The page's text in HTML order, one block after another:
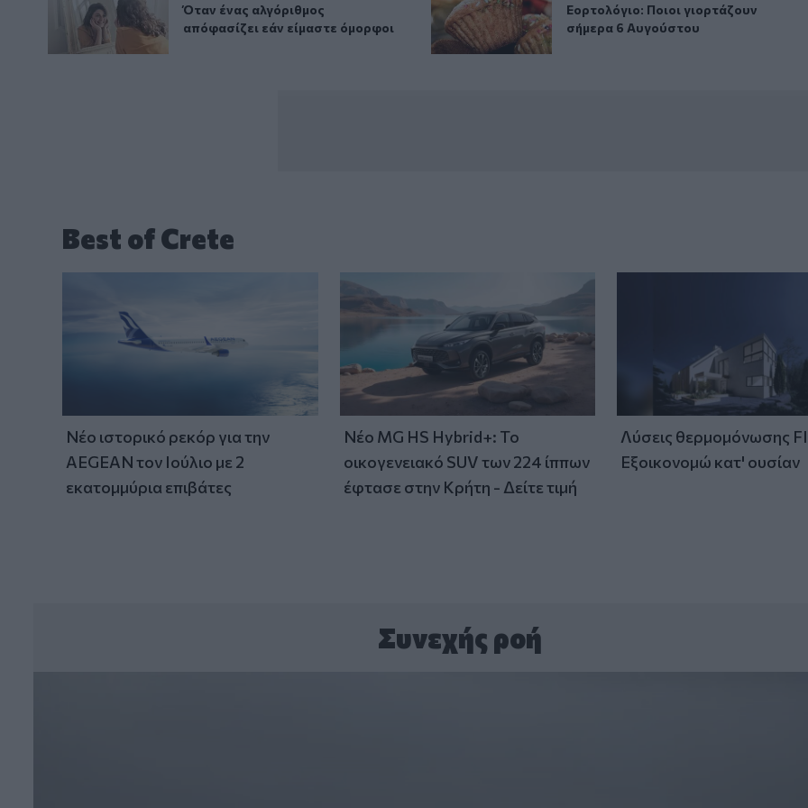
Όταν ένας αλγόριθμος απόφασίζει εάν είμαστε όμορφοι
Όταν ένας αλγόριθμος
απόφασίζει εάν είμαστε όμορφοι
Εορτολόγιο: Ποιοι γιορτάζουν
Εορτολόγιο: Ποιοι γιορτάζουν
σήμερα 6 Αυγούστου
Best of Crete
Νέο ιστορικό ρεκόρ για την
AEGEAN τον Ιούλιο με 2
εκατομμύρια επιβάτες
Νέο MG HS Hybrid+: Το
οικογενειακό SUV των 224 ίππων
έφτασε στην Κρήτη - Δείτε τιμή
Λύσεις θερμομόνωσης
Εξοικονομώ κατ' ουσίαν
Συνεχής ροή